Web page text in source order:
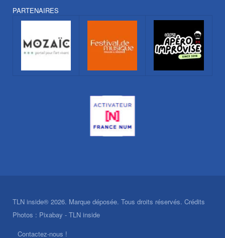
PARTENAIRES
TLN inside® 2026. Marque déposée. Tous droits réservés. Crédits
Photos : Pixabay - TLN inside
Contactez-nous !